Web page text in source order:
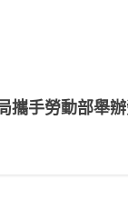
攜手勞動部舉